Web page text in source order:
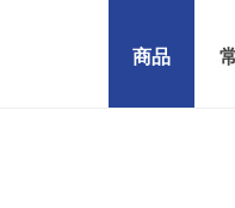
商品